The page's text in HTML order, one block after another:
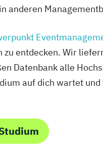
anderen
entdecken. Wir
Datenbank alle
auf dich wartet